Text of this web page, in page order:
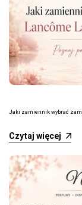
Jaki zamiennik wybrać
Czytaj więcej